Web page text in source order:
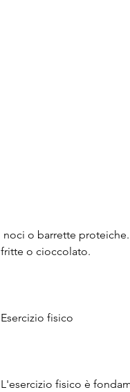
fritte o cioccolato.
Esercizio fisico
L'esercizio fisico è